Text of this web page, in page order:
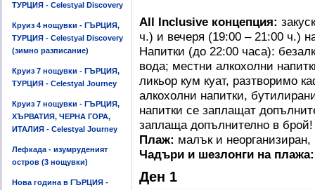
ТУРЦИЯ - Celestyal Discovery
Круиз 4 нощувки - ГЪРЦИЯ,
ТУРЦИЯ - Celestyal Discovery
(зимно разписание)
Круиз 7 нощувки - ГЪРЦИЯ,
ТУРЦИЯ - Celestyal Journey
Круиз 7 нощувки - ГЪРЦИЯ,
ХЪРВАТИЯ, ЧЕРНА ГОРА,
ИТАЛИЯ - Celestyal Journey
Лефкада - изумруденият
остров (3 нощувки)
Нова година в ГЪРЦИЯ -
All Inclusive концепция:
ч.) и вечеря (19:00 – 21:00 ч.)
Напитки (до 22:00 часа):
вода; местни алкохолни
ликьор кум куат, разтворимо
алкохолни напитки,
напитки се заплащат
заплаща допълнително в
Плаж: малък и
Чадъри и шезлонги на плажа:
Ден 1